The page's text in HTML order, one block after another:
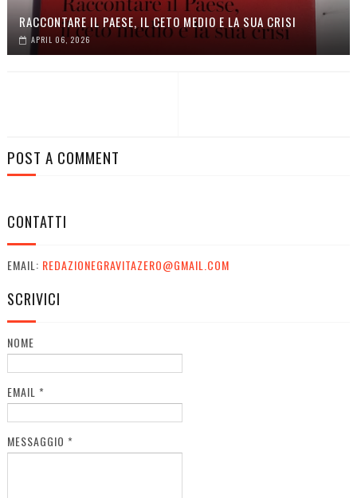
RACCONTARE IL PAESE, IL CETO MEDIO E LA SUA CRISI
APRIL 06, 2026
POST A COMMENT
CONTATTI
EMAIL: REDAZIONEGRAVITAZERO@GMAIL.COM
SCRIVICI
NOME
EMAIL *
MESSAGGIO *